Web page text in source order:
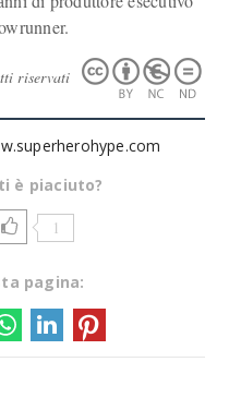
riservati
è piaciuto?
1
pagina: